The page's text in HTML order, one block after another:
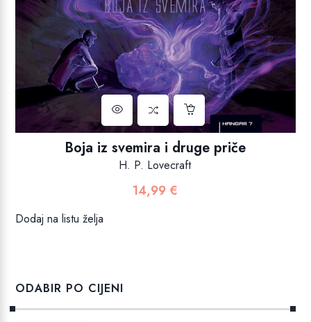
Boja iz svemira i druge priče
H. P. Lovecraft
14,99 €
Dodaj na listu želja
ODABIR PO CIJENI